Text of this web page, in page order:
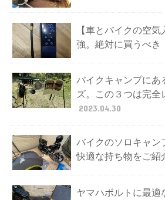
【車とバイクの空
強。絶対に買うべき
バイクキャンプにあ
ズ。この３つは完全
2023.04.30
バイクのソロキャン
快適な持ち物をご紹
ヤマハボルトに最適